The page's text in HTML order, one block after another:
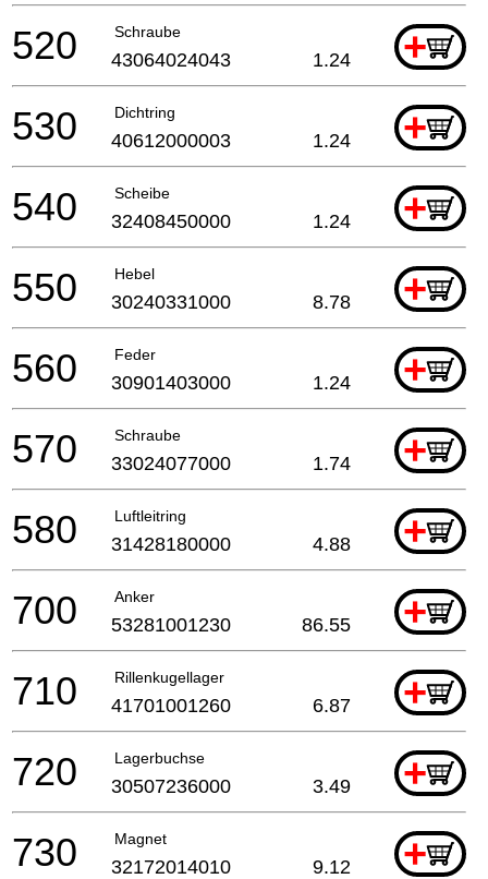
Schraube +
520 43064024043 1.24
Dichtring +
530 40612000003 1.24
Scheibe +
540 32408450000 1.24
Hebel +
550 30240331000 8.78
Feder +
560 30901403000 1.24
Schraube +
570 33024077000 1.74
Luftleitring +
580 31428180000 4.88
Anker +
700 53281001230 86.55
Rillenkugellager +
710 41701001260 6.87
Lagerbuchse +
720 30507236000 3.49
Magnet +
730 32172014010 9.12